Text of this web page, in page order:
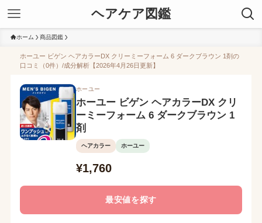
ヘアケア図鑑
ホーム 商品図鑑
ホーユー ビゲン ヘアカラーDX クリーミーフォーム 6 ダークブラウン 1剤の
口コミ（0件）/成分解析【2026年4月26日更新】
ホーユー
ホーユー ビゲン ヘアカラーDX クリ
ーミーフォーム 6 ダークブラウン 1
剤
ヘアカラー ホーユー
¥1,760
最安値を探す